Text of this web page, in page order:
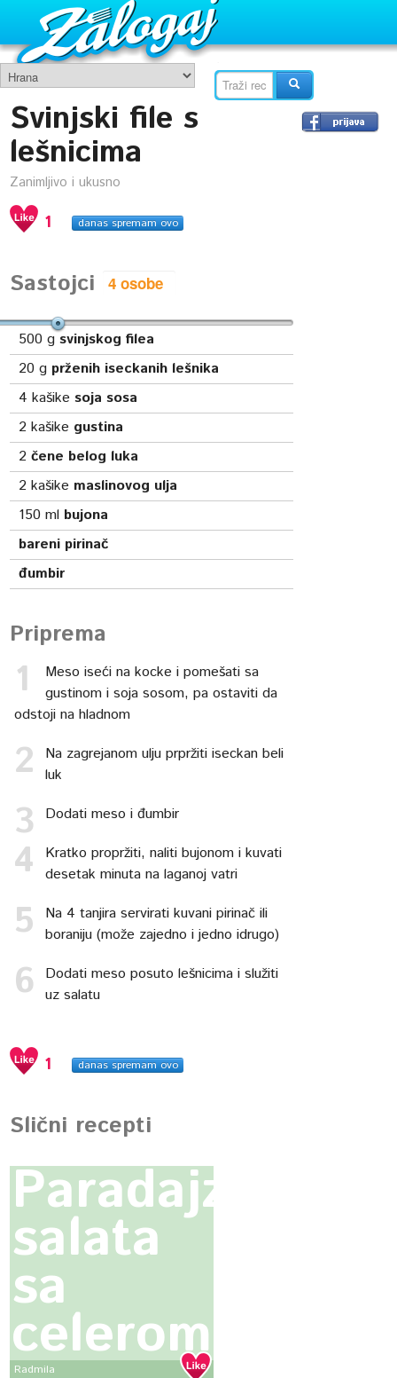
Svinjski file s
lešnicima
Zanimljivo i ukusno
1 danas spremam ovo
Sastojci
500 gsvinjskog filea
20 g prženih iseckanih lešnika
4 kašikesoja sosa
2 kašike gustina
2 čene belog luka
2 kašike maslinovog ulja
150 ml bujona
bareni pirinač
đumbir
Priprema
Meso iseći na kocke i pomešati sa
gustinom i soja sosom, pa ostaviti da
odstoji na hladnom
Na zagrejanom ulju prpržiti iseckan beli
luk
Dodati meso i đumbir
Kratko propržiti, naliti bujonom i kuvati
desetak minuta na laganoj vatri
Na 4 tanjira servirati kuvani pirinač ili
boraniju (može zajedno i jedno idrugo)
Dodati meso posuto lešnicima i služiti
uz salatu
1 danas spremam ovo
Slični recepti
Paradajz
salata
sa
celerom
Radmila